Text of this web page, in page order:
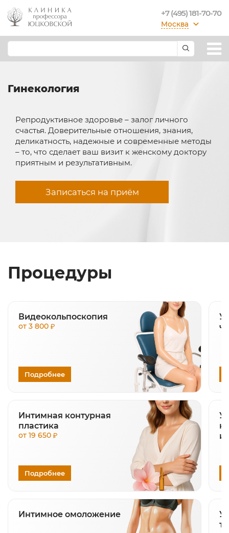
+7 (495) 181-70-70
Москва
Гинекология
Репродуктивное здоровье – залог личного
счастья. Доверительные отношения, знания,
деликатность, надежные и современные методы
– то, что сделает ваш визит к женскому доктору
приятным и результативным.
Записаться на приём
Процедуры
Видеокольпоскопия
от 3 800
Подробнее
Интимная контурная
пластика
от 19 650
Подробнее
Интимное омоложение